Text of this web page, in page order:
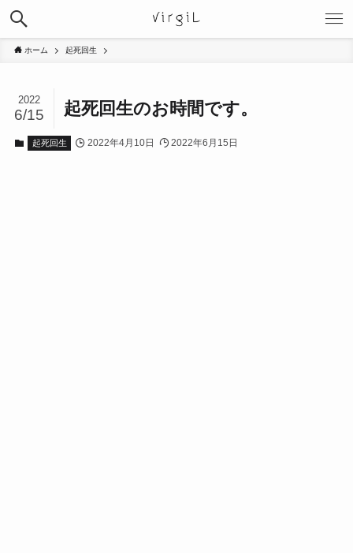
ホーム 起死回生
起死回生のお時間です。
2022
6/15
起死回生 2022年4月10日 2022年6月15日